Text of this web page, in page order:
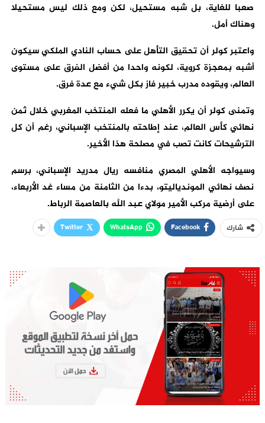
صعبا للغاية، بل شبه مستحيل، لكن ومع ذلك ليس مستحيلا
وهناك أمل.
واعتبر كولر أن تحقيق التأهل على حساب النادي الملكي سيكون
أشبه بمعجزة كروية، لكونه واحدا من أفضل الفرق على مستوى
العالم، ويقوده مدرب خبير فاز بكل شيء مع عدة فرق.
وتمنى كولر أن يكرر الأهلي ما فعله المنتخب المغربي خلال ثمن
نهائي كأس العالم، عند إطاحته بالمنتخب الإسباني، رغم أن كل
الترشيحات كانت تصب في مصلحة هذا الأخير.
وسيواجه الأهلي المصري منافسه ريال مدريد الإسباني، برسم
نصف نهائي الموندياليتو، بدءا من الثامنة من مساء غد الأربعاء،
على أرضية مركب الأمير مولاي عبد الله بالعاصمة الرباط.
شارك Facebook
WhatsApp
Twitter